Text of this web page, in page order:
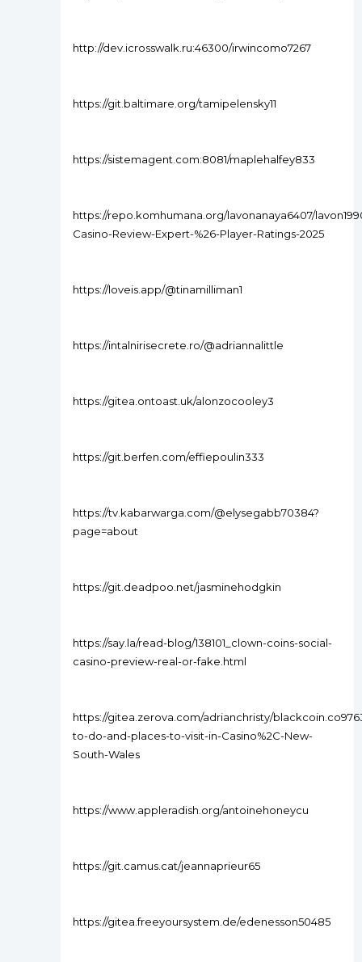
http://dev.icrosswalk.ru:46300/irwincomo7267
https://git.baltimare.org/tamipelensky11
https://sistemagent.com:8081/maplehalfey833
https://repo.komhumana.org/lavonanaya6407/
Casino-Review-Expert-%26-Player-Ratings-2025
https://loveis.app/@tinamilliman1
https://intalnirisecrete.ro/@adriannalittle
https://gitea.ontoast.uk/alonzocooley3
https://git.berfen.com/effiepoulin333
https://tv.kabarwarga.com/@elysegabb70384?
page=about
https://git.deadpoo.net/jasminehodgkin
https://say.la/read-blog/138101_clown-coins-social-
casino-preview-real-or-fake.html
https://gitea.zerova.com/adrianchristy/
to-do-and-places-to-visit-in-Casino%2C-New-
South-Wales
https://www.appleradish.org/antoinehoneycu
https://git.camus.cat/jeannaprieur65
https://gitea.freeyoursystem.de/edenesson50485